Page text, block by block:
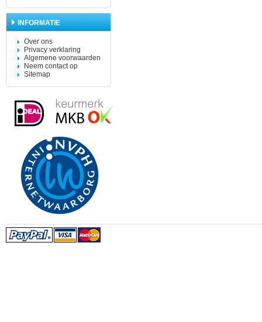
INFORMATIE
Over ons
Privacy verklaring
Algemene voorwaarden
Neem contact op
Sitemap